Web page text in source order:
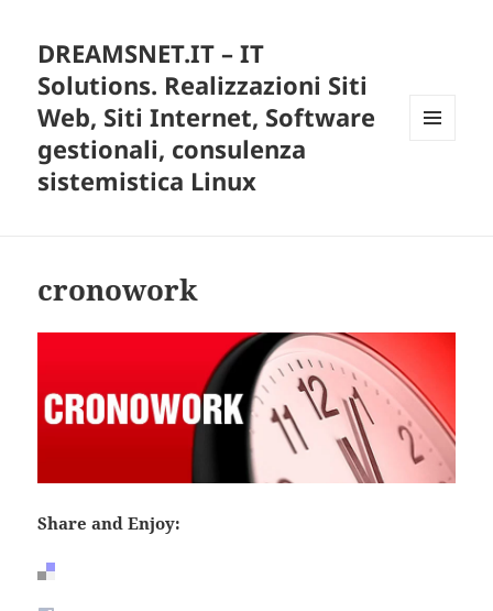
DREAMSNET.IT – IT
Solutions. Realizzazioni Siti
Web, Siti Internet, Software
gestionali, consulenza
sistemistica Linux
cronowork
Share and Enjoy: